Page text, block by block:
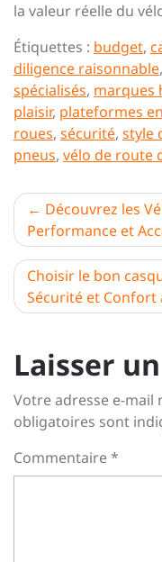
la valeur réelle du
Étiquettes : budget,
diligence raisonnable,
spécialisés, marques
plaisir, plateformes
roues, sécurité, style
pneus, vélo de route
de
l’article
Découvrez les
Performance et
Choisir le bon
Sécurité et Confort
Laisser
Votre adresse e-mail
obligatoires sont
Commentaire*